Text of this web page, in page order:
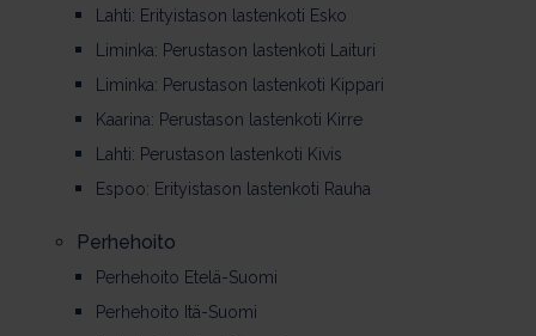
Lahti: Erityistason lastenkoti Esko
Liminka: Perustason lastenkoti Laituri
Liminka: Perustason lastenkoti Kippari
Kaarina: Perustason lastenkoti Kirre
Lahti: Perustason lastenkoti Kivis
Espoo: Erityistason lastenkoti Rauha
Per­he­hoi­to
Perhehoito Etelä-Suomi
Perhehoito Itä-Suomi